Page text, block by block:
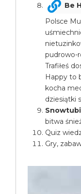
Be
Polsce
pudrowo-
Trafiłeś
Happy to
kocha
dziesiątki
bitwa
Quiz
Gry,